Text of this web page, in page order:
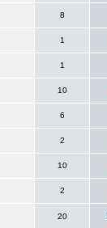
8
1
1
10
6
2
10
2
20